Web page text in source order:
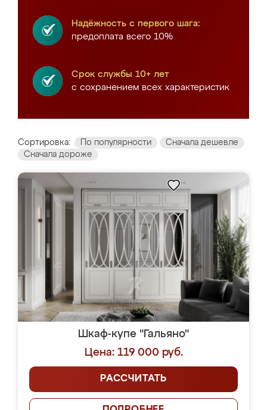
Надёжность с первого шага:
предоплата всего 10%
Срок службы 10+ лет
с сохранением всех характеристик
Сортировка: По популярности
Сначала дешевле
Сначала дороже
Шкаф-купе "Гальяно"
Цена: 119 000 руб.
РАССЧИТАТЬ